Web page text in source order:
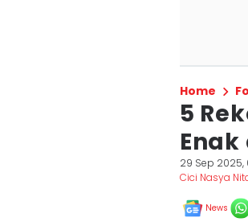
Home
5
29 Sep 2025,
Cici Nasya
News